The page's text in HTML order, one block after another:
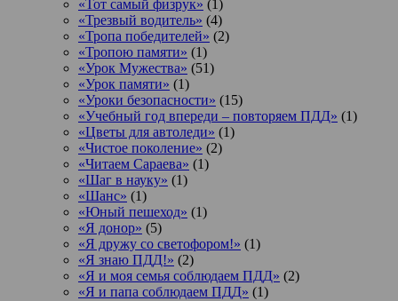
«Тот самый физрук» (1)
«Трезвый водитель» (4)
«Тропа победителей» (2)
«Тропою памяти» (1)
«Урок Мужества» (51)
«Урок памяти» (1)
«Уроки безопасности» (15)
«Учебный год впереди – повторяем ПДД» (1)
«Цветы для автоледи» (1)
«Чистое поколение» (2)
«Читаем Сараева» (1)
«Шаг в науку» (1)
«Шанс» (1)
«Юный пешеход» (1)
«Я донор» (5)
«Я дружу со светофором!» (1)
«Я знаю ПДД!» (2)
«Я и моя семья соблюдаем ПДД» (2)
«Я и папа соблюдаем ПДД» (1)